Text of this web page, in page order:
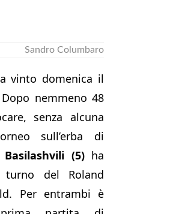
Sandro Columbaro
vinto domenica il
nemmeno 48
senza alcuna
sull’erba di
(5)ha
del Roland
Per entrambi è